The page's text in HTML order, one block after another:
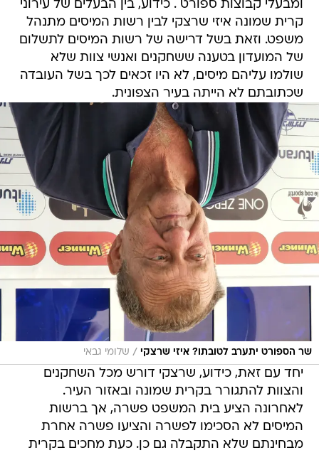
ומבעלי קבוצות ספורט . כידוע, בין הבעלים של עירוני
קרית שמונה איזי שרצקי לבין רשות המיסים מתנהל
משפט. וזאת בשל דרישה של רשות המיסים לתשלום
של המועדון בטענה ששחקנים ואנשי צוות שלא
שולמו עליהם מיסים, לא היו זכאים לכך בשל העובדה
שכתובתם לא הייתה בעיר הצפונית.
שר הספורט יתערב לטובתו? איזי שרצקי / שלומי גבאי
יחד עם זאת, כידוע, שרצקי דורש מכל השחקנים
והצוות להתגורר בקרית שמונה ובאזור העיר.
לאחרונה הציע בית המשפט פשרה, אך ברשות
המיסים לא הסכימו לפשרה והציעו פשרה אחרת
מבחינתם שלא התקבלה גם כן. כעת מחכים בקרית